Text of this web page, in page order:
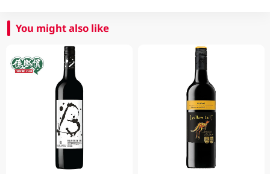
You might also like